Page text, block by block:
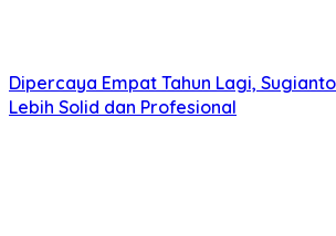
Dipercaya Empat Tahun Lagi,
Lebih Solid dan Profesional